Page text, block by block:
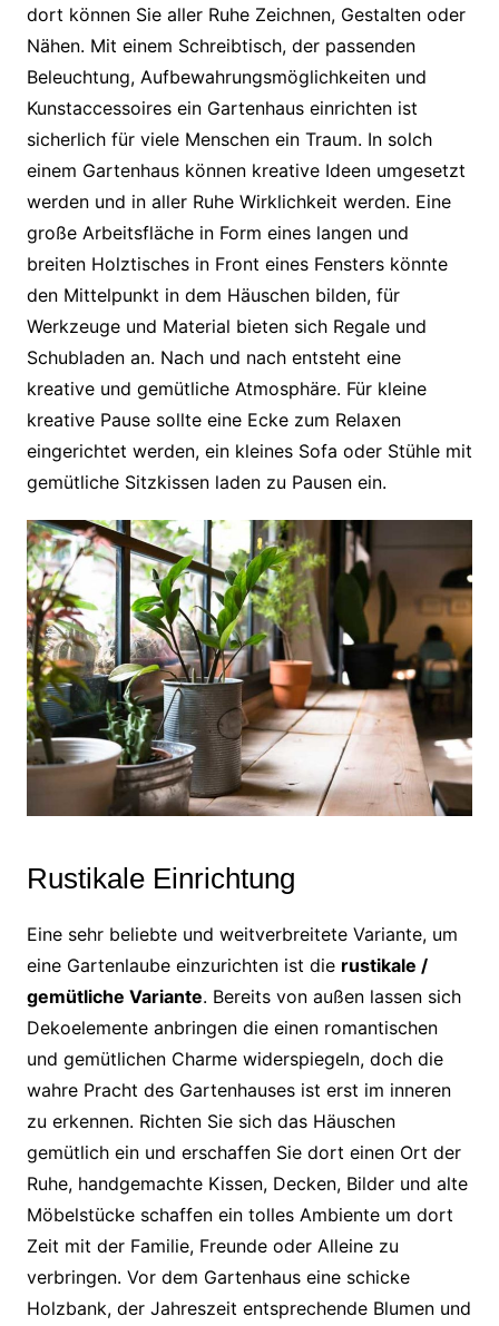
dort können Sie aller Ruhe Zeichnen, Gestalten oder
Nähen. Mit einem Schreibtisch, der passenden
Beleuchtung, Aufbewahrungsmöglichkeiten und
Kunstaccessoires ein Gartenhaus einrichten ist
sicherlich für viele Menschen ein Traum. In solch
einem Gartenhaus können kreative Ideen umgesetzt
werden und in aller Ruhe Wirklichkeit werden. Eine
große Arbeitsfläche in Form eines langen und
breiten Holztisches in Front eines Fensters könnte
den Mittelpunkt in dem Häuschen bilden, für
Werkzeuge und Material bieten sich Regale und
Schubladen an. Nach und nach entsteht eine
kreative und gemütliche Atmosphäre. Für kleine
kreative Pause sollte eine Ecke zum Relaxen
eingerichtet werden, ein kleines Sofa oder Stühle mit
gemütliche Sitzkissen laden zu Pausen ein.
Rustikale Einrichtung
Eine sehr beliebte und weitverbreitete Variante, um
eine Gartenlaube einzurichten ist die rustikale /
gemütliche Variante. Bereits von außen lassen sich
Dekoelemente anbringen die einen romantischen
und gemütlichen Charme widerspiegeln, doch die
wahre Pracht des Gartenhauses ist erst im inneren
zu erkennen. Richten Sie sich das Häuschen
gemütlich ein und erschaffen Sie dort einen Ort der
Ruhe, handgemachte Kissen, Decken, Bilder und alte
Möbelstücke schaffen ein tolles Ambiente um dort
Zeit mit der Familie, Freunde oder Alleine zu
verbringen. Vor dem Gartenhaus eine schicke
Holzbank, der Jahreszeit entsprechende Blumen und